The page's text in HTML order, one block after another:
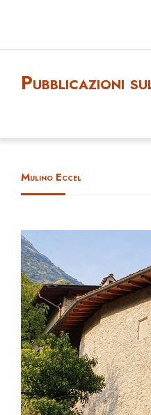
Pubblicazioni
Mulino Eccel